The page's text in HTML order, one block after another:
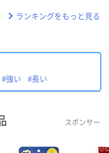
ランキングをもっと見る
#強い #長い
スポンサー